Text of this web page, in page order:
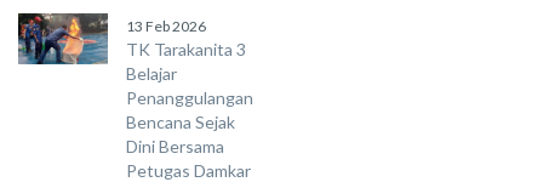
13 Feb 2026
TK Tarakanita 3
Belajar
Penanggulangan
Bencana Sejak
Dini Bersama
Petugas Damkar